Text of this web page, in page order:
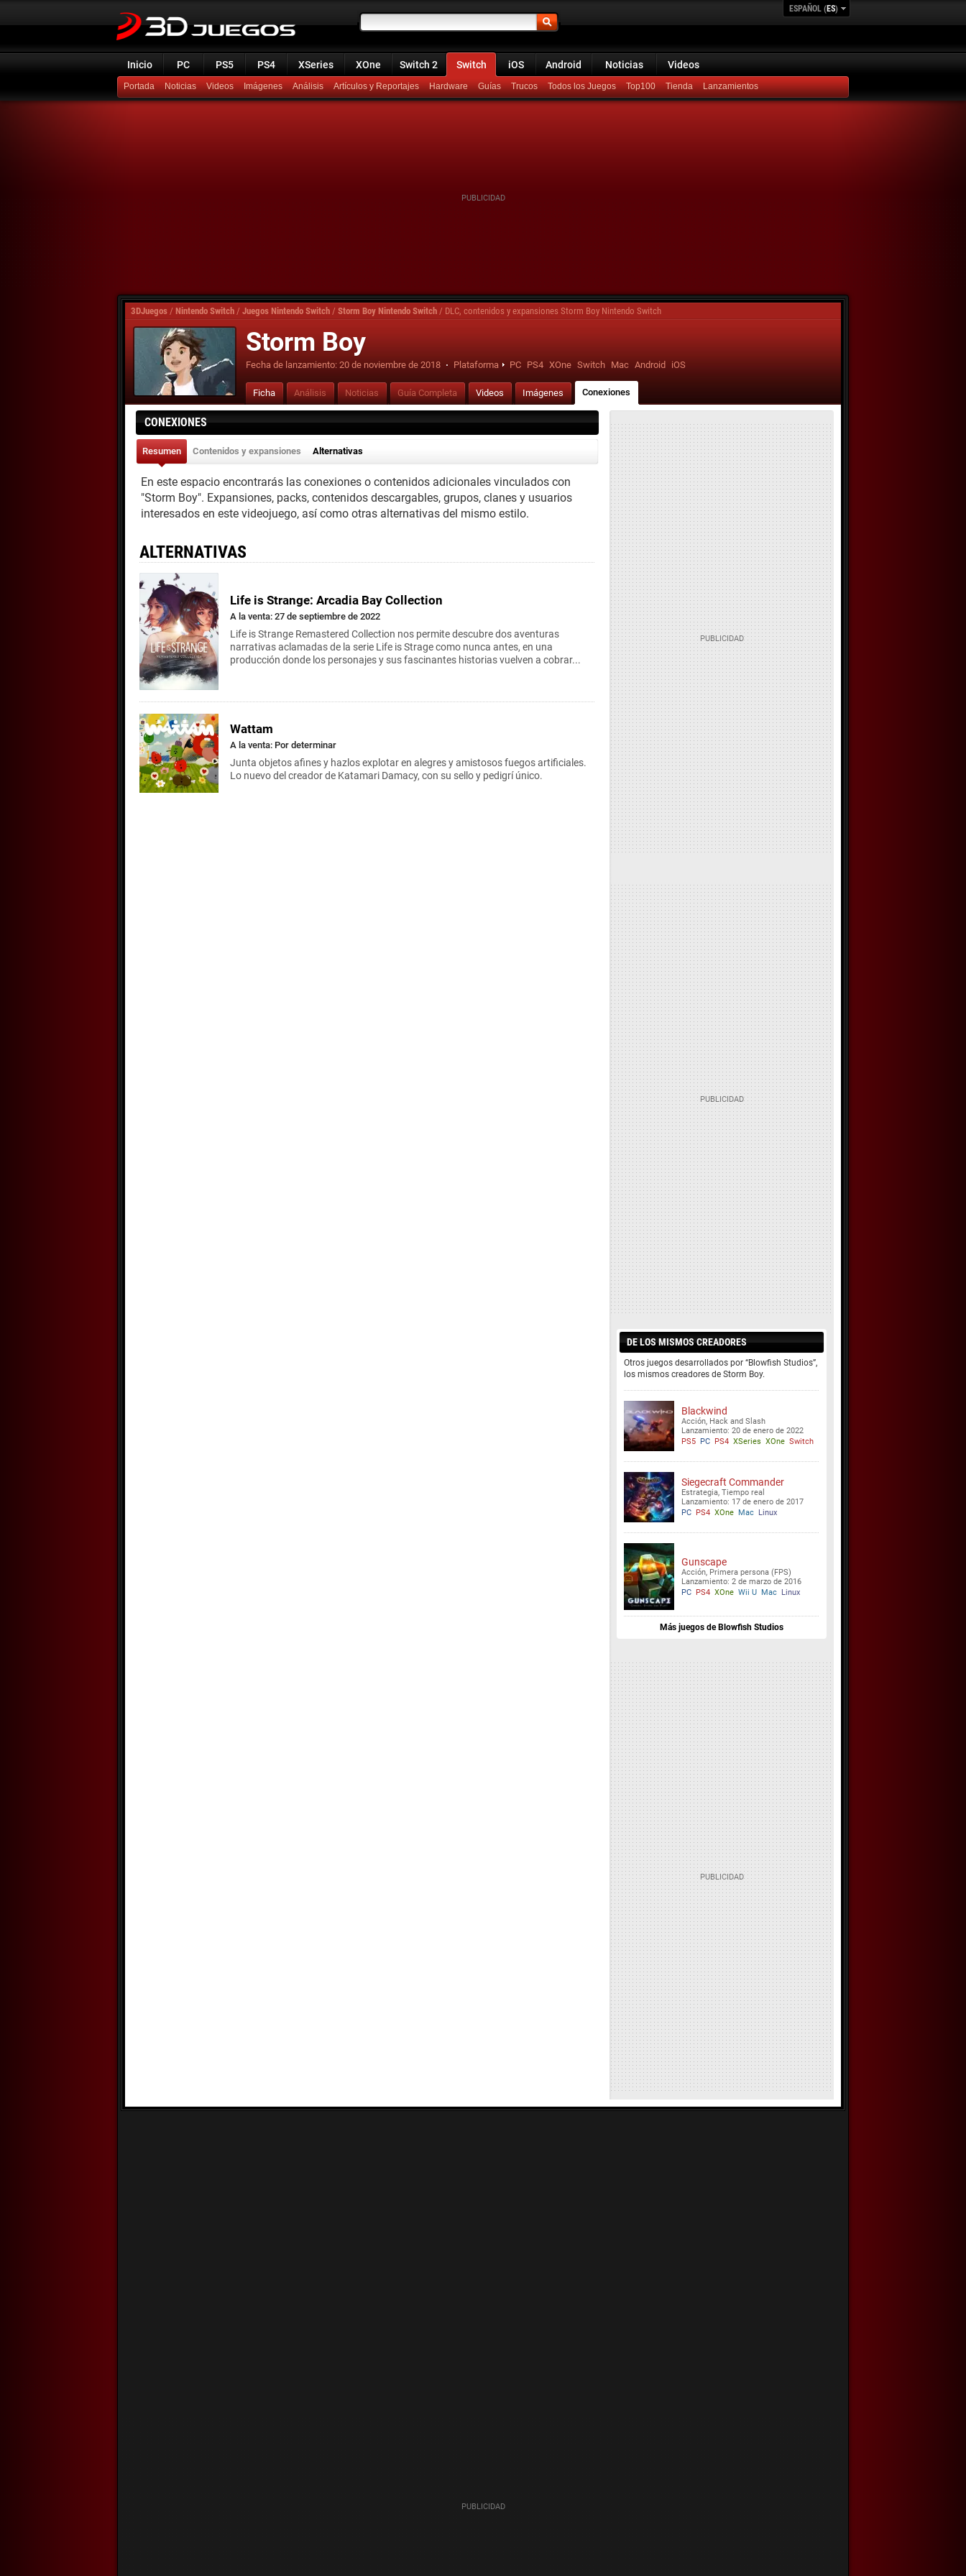
ESPAÑOL (ES)
Inicio PC PS5 PS4 XSeries XOne Switch 2 Switch iOS Android Noticias Videos
Portada Noticias Videos Imágenes Análisis Artículos y Reportajes Hardware Guías Trucos Todos los Juegos Top100 Lanzamientos
3DJuegos / Nintendo Switch / Juegos Nintendo Switch / Storm Boy Nintendo Switch / DLC, contenidos y expansiones Storm Boy Nintendo Switch
Storm Boy
Fecha de lanzamiento: 20 de noviembre de 2018 · Plataforma PC PS4 XOne Switch Mac Android iOS
Ficha Análisis Noticias Guía Completa Videos Imágenes Conexiones
CONEXIONES
Resumen Contenidos y expansiones Alternativas
En este espacio encontrarás las conexiones o contenidos adicionales vinculados con
"Storm Boy". Expansiones, packs, contenidos descargables, grupos, clanes y usuarios
interesados en este videojuego, así como otras alternativas del mismo estilo.
ALTERNATIVAS
Life is Strange: Arcadia Bay Collection
A la venta: 27 de septiembre de 2022
Life is Strange Remastered Collection nos permite descubre dos aventuras
narrativas aclamadas de la serie Life is Strage como nunca antes, en una
producción donde los personajes y sus fascinantes historias vuelven a cobrar...
Wattam
A la venta: Por determinar
Junta objetos afines y hazlos explotar en alegres y amistosos fuegos artificiales.
Lo nuevo del creador de Katamari Damacy, con su sello y pedigrí único.
DE LOS MISMOS CREADORES
Otros juegos desarrollados por “Blowfish Studios”,
los mismos creadores de Storm Boy.
Blackwind
Acción, Hack and Slash
Lanzamiento: 20 de enero de 2022
PS5 PC PS4 XSeries XOne Switch
Siegecraft Commander
Estrategia, Tiempo real
Lanzamiento: 17 de enero de 2017
PC PS4 XOne Mac Linux
Gunscape
Acción, Primera persona (FPS)
Lanzamiento: 2 de marzo de 2016
PC PS4 XOne Wii U Mac Linux
Más juegos de Blowfish Studios